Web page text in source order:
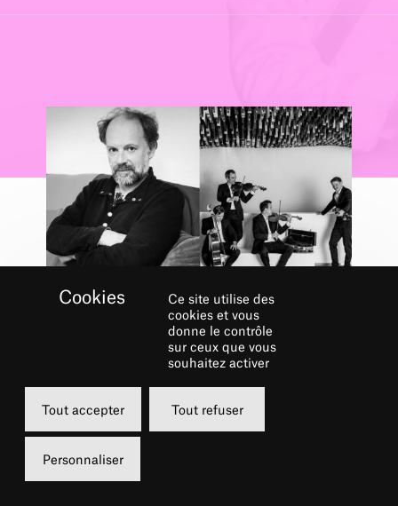
Concerts du dimanche matin
QUATUOR
MODIGLIANI /
DENIS PODALYDÈS
Ce site utilise des
cookies et vous
donne le contrôle
sur ceux que vous
souhaitez activer
Tout accepter Tout refuser
Personnaliser